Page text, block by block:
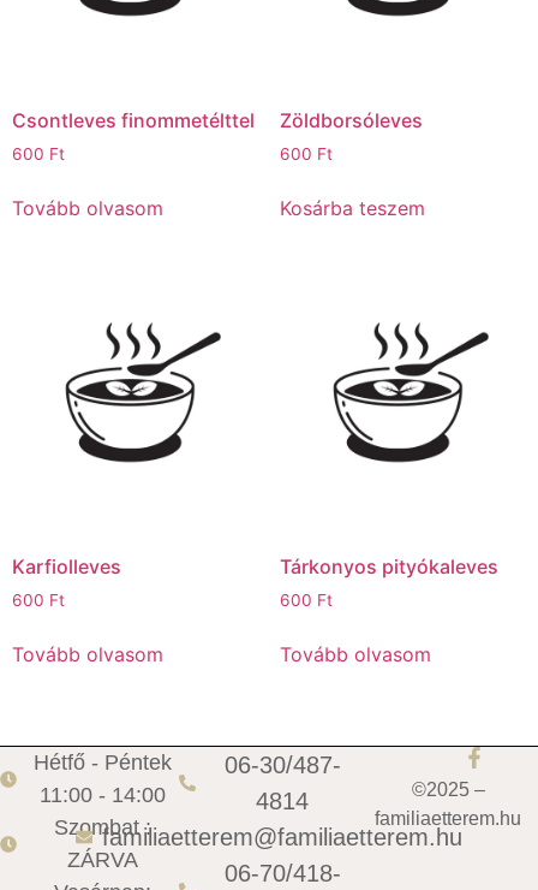
Csontleves finommetélttel
600 Ft
Tovább olvasom
Zöldborsóleves
600 Ft
Kosárba teszem
Karfiolleves
600 Ft
Tovább olvasom
Tárkonyos pityókaleves
600 Ft
Tovább olvasom
Hétfő - Péntek
11:00 - 14:00
Szombat :
ZÁRVA
06-30/487-
4814
familiaetterem@familiaetterem.hu
06-70/418-
©2025 –
familiaetterem.hu